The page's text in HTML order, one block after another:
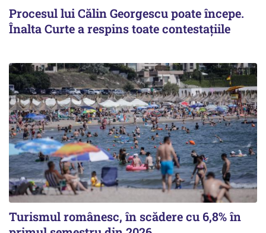
Procesul lui Călin Georgescu poate începe.
Înalta Curte a respins toate contestațiile
Turismul românesc, în scădere cu 6,8% în